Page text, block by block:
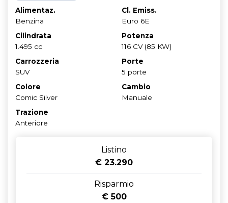
Alimentaz.
Benzina
Cl. Emiss.
Euro 6E
Cilindrata
1.495 cc
Potenza
116 CV (85 KW)
Carrozzeria
SUV
Porte
5 porte
Colore
Comic Silver
Cambio
Manuale
Trazione
Anteriore
Listino
€ 23.290
Risparmio
€ 500